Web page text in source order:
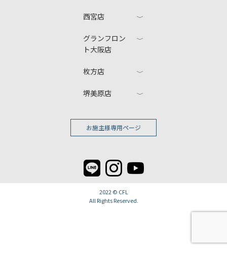
西宮店
グランフロン
ト大阪店
枚方店
堺美原店
お施主様専用ページ
2022 © CFL
All Rights Reserved.